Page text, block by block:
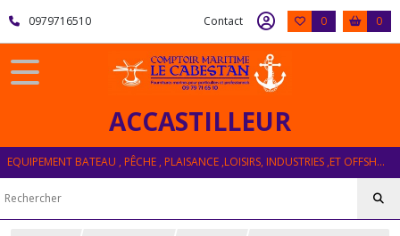
0979716510 Contact 0 0
ACCASTILLEUR
EQUIPEMENT BATEAU , PÊCHE , PLAISANCE ,LOISIRS, INDUSTRIES ,ET OFFSHORE